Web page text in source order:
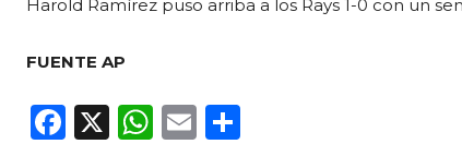
Harold Ramírez puso arriba a los Rays 1-0 con un
FUENTE AP
F
X
W E